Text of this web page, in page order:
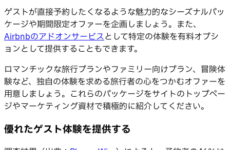
ゲストが直接予約したくなるような魅力的なシーズナルパッ
ケージや期間限定オファーを企画しましょう。また、
Airbnbのアドオンサービスとして特定の体験を有料オプシ
ョンとして提供することもできます。
ロマンチックな旅行プランやファミリー向けプラン、冒険体
験など、独自の体験を求める旅行者の心をつかむオファーを
用意しましょう。これらのパッケージをサイトのトップペー
ジやマーケティング資材で積極的に紹介してください。
優れたゲスト体験を提供する